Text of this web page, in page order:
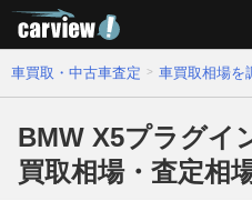
車買取・中古車査定 車買取相場を
BMW X5プラグイ
買取相場・査定相